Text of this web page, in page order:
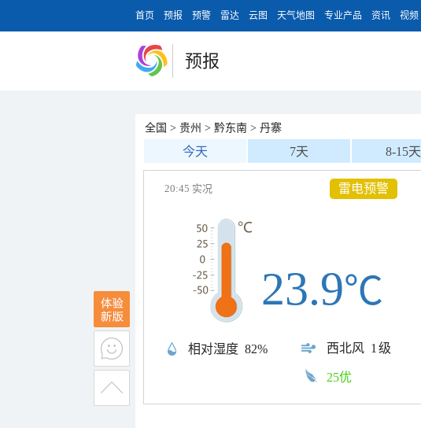
首页 预报 预警 雷达 云图 天气地图 专业产品 资讯 视频
预报
全国 > 贵州 > 黔东南 > 丹寨
今天 7天 8-15天
雷电预警
20:45 实况
相对湿度 82% 西北风 1级
23.9℃
25优